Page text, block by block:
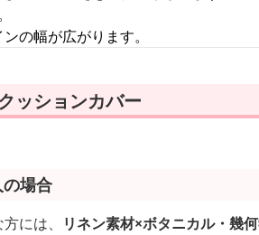
の幅が広がります。
ッションカバー
場合
には、 リネン素材×ボタニカル・幾